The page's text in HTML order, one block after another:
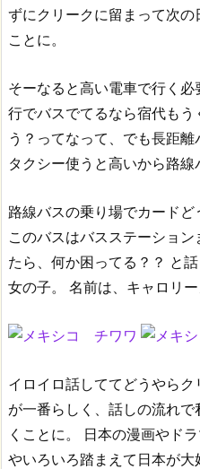
ずにクリークに留まって次の
ことに。
そーなると高い電車で行く
行でバスでてるなら宿代も
う？ってなって、でも長距
タクシー使うと高いから路
路線バスの乗り場でカードど
このバスはバスステーショ
たら、何か困ってる？？ と
女の子。
名前は、キャロリー
イロイロ話しててどうやら
が一番らしく、話しの流れ
くことに。
日本の漫画やド
やいろいろ踏まえて日本が大